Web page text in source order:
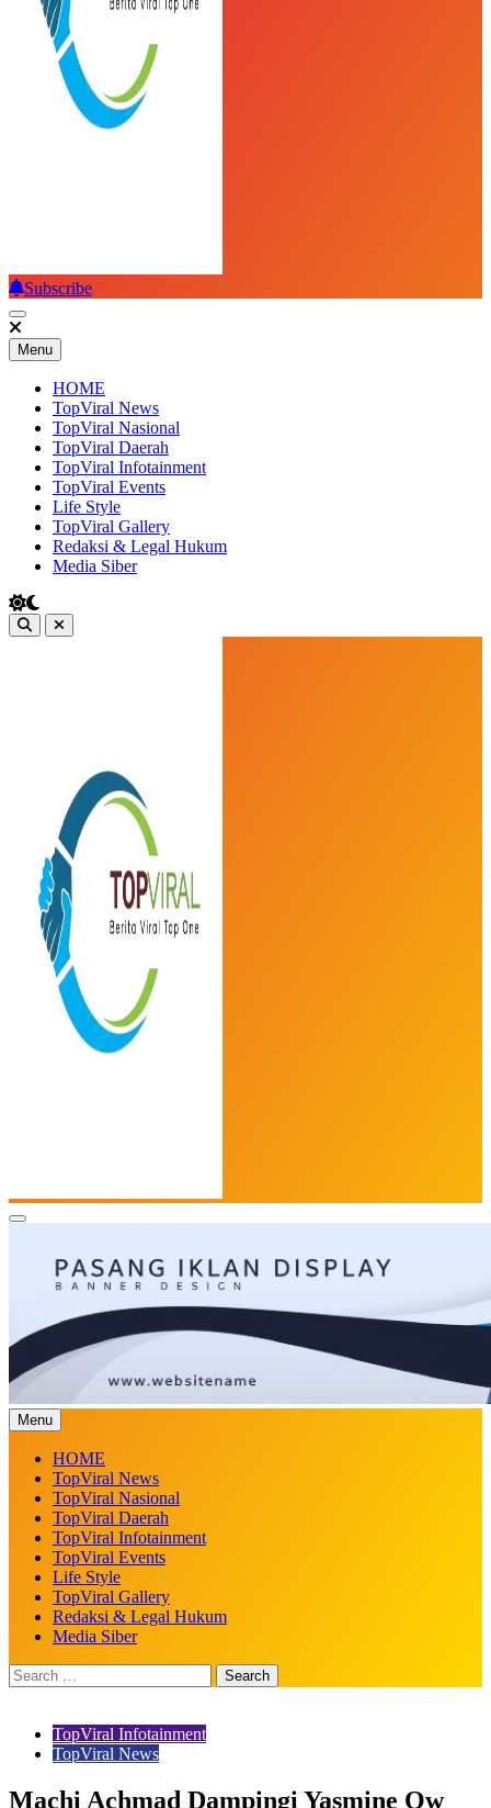
Subscribe
Menu
HOME
TopViral News
TopViral Nasional
TopViral Daerah
TopViral Infotainment
TopViral Events
Life Style
TopViral Gallery
Redaksi & Legal Hukum
Media Siber
Menu
HOME
TopViral News
TopViral Nasional
TopViral Daerah
TopViral Infotainment
TopViral Events
Life Style
TopViral Gallery
Redaksi & Legal Hukum
Media Siber
TopViral Infotainment
TopViral News
Machi Achmad Dampingi Yasmine Ow